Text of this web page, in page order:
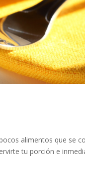
alimentos que se
tu porción e